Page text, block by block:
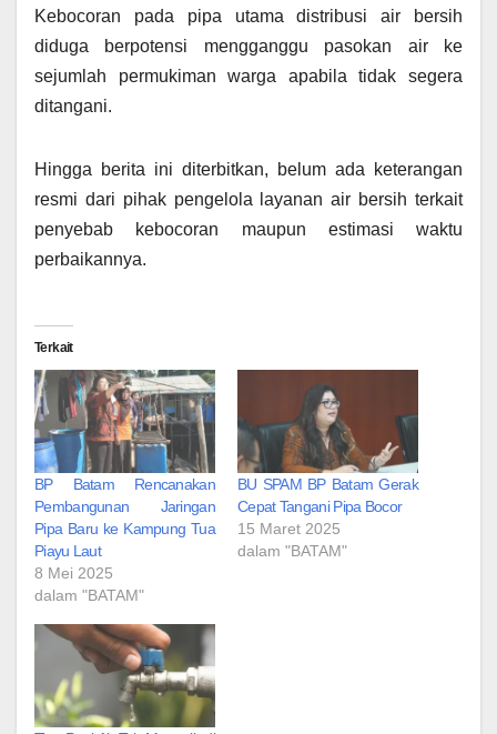
Kebocoran pada pipa utama distribusi air bersih
diduga berpotensi mengganggu pasokan air ke
sejumlah permukiman warga apabila tidak segera
ditangani.
Hingga berita ini diterbitkan, belum ada keterangan
resmi dari pihak pengelola layanan air bersih terkait
penyebab kebocoran maupun estimasi waktu
perbaikannya.
Terkait
BP Batam Rencanakan
Pembangunan Jaringan
Pipa Baru ke Kampung Tua
Piayu Laut
8 Mei 2025
dalam "BATAM"
BU SPAM BP Batam Gerak
Cepat Tangani Pipa Bocor
15 Maret 2025
dalam "BATAM"